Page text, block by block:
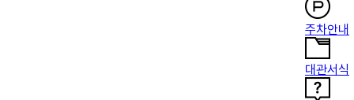
주차안내
대관서식